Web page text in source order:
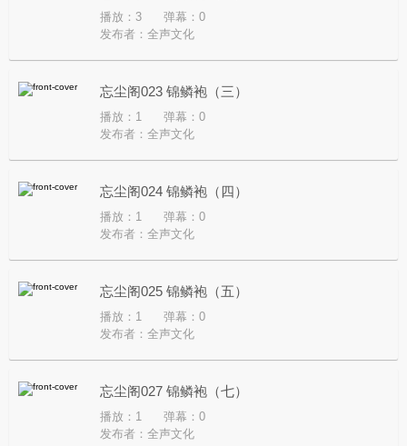
播放：3
弹幕：0
发布者： 全声文化
忘尘阁023 锦鳞袍（三）
播放：1
弹幕：0
发布者： 全声文化
忘尘阁024 锦鳞袍（四）
播放：1
弹幕：0
发布者： 全声文化
忘尘阁025 锦鳞袍（五）
播放：1
弹幕：0
发布者： 全声文化
忘尘阁027 锦鳞袍（七）
播放：1
弹幕：0
发布者： 全声文化